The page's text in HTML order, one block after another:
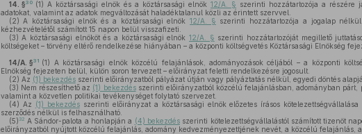
14. §30 (1) A köztársasági elnök és a köztársasági elnök12/A. § szerinti hozzátartozója a részére
adatokat, valamint az adatok megváltozását haladéktalanul közli az érintett szervvel.
(2) A köztársasági elnök és a köztársasági elnök12/A. § szerinti hozzátartozója a jogalap
kézhezvételétől számított 15 napon belül visszafizeti.
(3) A köztársasági elnököt és a köztársasági elnök 12/A. § szerinti hozzátartozóját megillető
költségeket – törvény eltérő rendelkezése hiányában – a központi költségvetés Köztársasági Elnökség
14/A. §31 (1) A köztársasági elnök közcélú felajánlások, adományozások céljából – a központi
Elnökség fejezeten belül, külön soron tervezett – előirányzat feletti rendelkezésre jogosult.
(2) Az (1) bekezdésszerinti előirányzatból pályázat útján vagy pályáztatás nélkül, egyedi döntés
(3) Nem részesíthető az (1) bekezdésszerinti előirányzatból közcélú felajánlásban, adományban párt,
valamint a közvetlen politikai tevékenységet folytató szervezet.
(4) Az (1) bekezdésszerinti előirányzat a köztársasági elnök előzetes írásos
szerződés nélkül is felhasználható.
(5) 32 A Sándor-palota a honlapján a (4) bekezdésszerinti kötelezettségvállalástól számított tizenöt
előirányzatból nyújtott közcélú felajánlás, adomány kedvezményezettjének nevét, a közcélú felajánlás,